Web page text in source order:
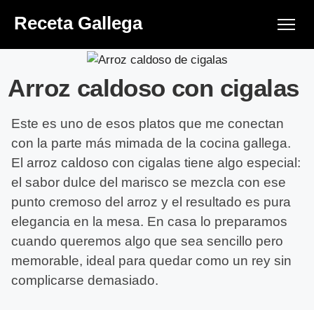
Receta Gallega
Arroz caldoso con cigalas
Este es uno de esos platos que me conectan
con la parte más mimada de la cocina gallega.
El arroz caldoso con cigalas tiene algo especial:
el sabor dulce del marisco se mezcla con ese
punto cremoso del arroz y el resultado es pura
elegancia en la mesa. En casa lo preparamos
cuando queremos algo que sea sencillo pero
memorable, ideal para quedar como un rey sin
complicarse demasiado.